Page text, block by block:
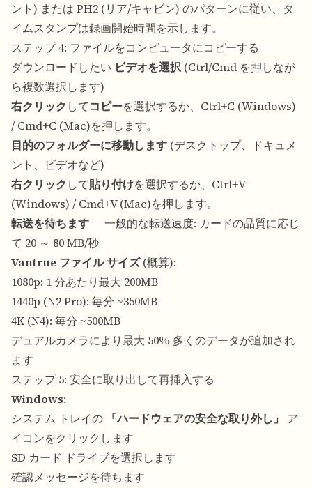
ント) または PH2 (リア/キャビン) のパターンに従い、タ
イムスタンプは録画開始時間を示します。
ステップ 4: ファイルをコンピュータにコピーする
ダウンロードしたい ビデオを選択 (Ctrl/Cmd を押しなが
ら複数選択します)
右クリック してコピーを選択するか、Ctrl+C (Windows)
/ Cmd+C (Mac)を押します。
目的のフォルダーに移動します (デスクトップ、ドキュメ
ント、ビデオなど)
右クリック して貼り付けを選択するか、Ctrl+V
(Windows) / Cmd+V (Mac)を押します。
転送を待ちます — 一般的な転送速度: カードの品質に応じ
て 20 ～ 80 MB/秒
Vantrue ファイル サイズ(概算):
1080p: 1 分あたり最大 200MB
1440p (N2 Pro): 毎分 ~350MB
4K (N4): 毎分 ~500MB
デュアルカメラにより最大 50% 多くのデータが追加され
ます
ステップ 5: 安全に取り出して再挿入する
Windows:
システム トレイの 「ハードウェアの安全な取り外し」
ア
イコンをクリックします
SD カード ドライブを選択します
確認メッセージを待ちます